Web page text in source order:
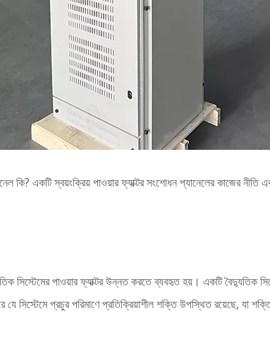
কি? একটি স্বয়ংক্রিয় পাওয়ার ফ্যাক্টর সংশোধন প্যানেলের কাজের নীতি
সিস্টেমের পাওয়ার ফ্যাক্টর উন্নত করতে ব্যবহৃত হয়। একটি বৈদ্যুতিক
সিস্টেমে প্রচুর পরিমাণে প্রতিক্রিয়াশীল শক্তি উপস্থিত রয়েছে, যা